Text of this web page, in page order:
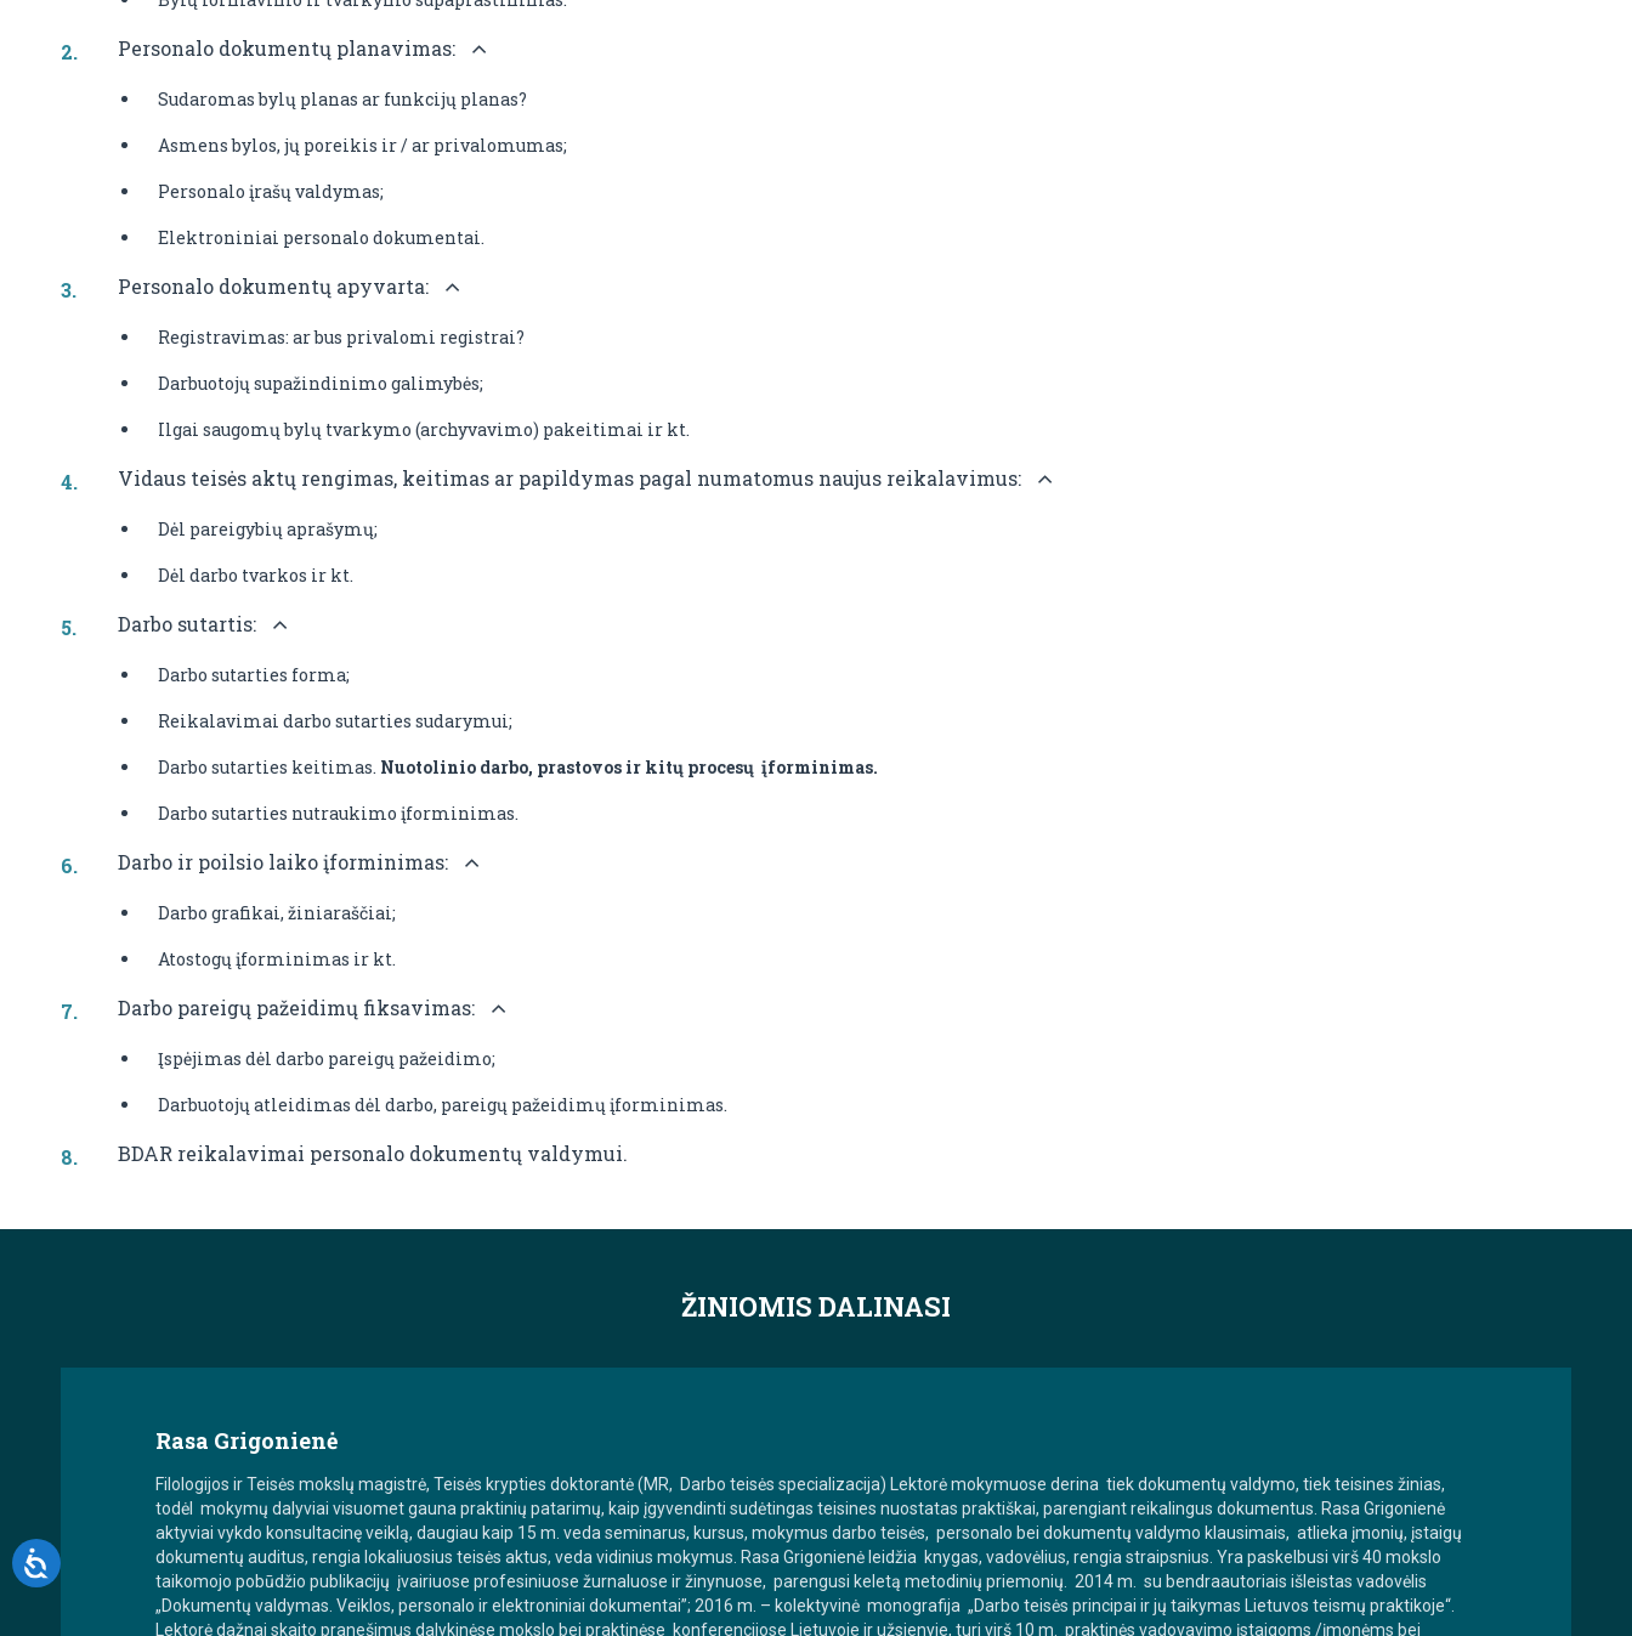
Personalo dokumentų planavimas:
Sudaromas bylų planas ar funkcijų planas?
Asmens bylos, jų poreikis ir / ar privalomumas;
Personalo įrašų valdymas;
Elektroniniai personalo dokumentai.
Personalo dokumentų apyvarta:
Registravimas: ar bus privalomi registrai?
Darbuotojų supažindinimo galimybės;
Ilgai saugomų bylų tvarkymo (archyvavimo) pakeitimai ir kt.
Vidaus teisės aktų rengimas, keitimas ar papildymas pagal numatomus naujus reikalavimus:
Dėl pareigybių aprašymų;
Dėl darbo tvarkos ir kt.
Darbo sutartis:
Darbo sutarties forma;
Reikalavimai darbo sutarties sudarymui;
Darbo sutarties keitimas. Nuotolinio darbo, prastovos ir kitų procesų įforminimas.
Darbo sutarties nutraukimo įforminimas.
Darbo ir poilsio laiko įforminimas:
Darbo grafikai, žiniaraščiai;
Atostogų įforminimas ir kt.
Darbo pareigų pažeidimų fiksavimas:
Įspėjimas dėl darbo pareigų pažeidimo;
Darbuotojų atleidimas dėl darbo, pareigų pažeidimų įforminimas.
BDAR reikalavimai personalo dokumentų valdymui.
ŽINIOMIS DALINASI
Rasa Grigonienė
Filologijos ir Teisės mokslų magistrė, Teisės krypties doktorantė (MR, Darbo teisės specializacija) Lektorė mokymuose derina tiek dokumentų valdymo, tiek teisines žinias,
todėl mokymų dalyviai visuomet gauna praktinių patarimų, kaip įgyvendinti sudėtingas teisines nuostatas praktiškai, parengiant reikalingus dokumentus. Rasa Grigonienė
aktyviai vykdo konsultacinę veiklą, daugiau kaip 15 m. veda seminarus, kursus, mokymus darbo teisės, personalo bei dokumentų valdymo klausimais, atlieka įmonių, įstaigų
dokumentų auditus, rengia lokaliuosius teisės aktus, veda vidinius mokymus. Rasa Grigonienė leidžia knygas, vadovėlius, rengia straipsnius. Yra paskelbusi virš 40 mokslo
taikomojo pobūdžio publikacijų įvairiuose profesiniuose žurnaluose ir žinynuose, parengusi keletą metodinių priemonių. 2014 m. su bendraautoriais išleistas vadovėlis
„Dokumentų valdymas. Veiklos, personalo ir elektroniniai dokumentai”; 2016 m. – kolektyvinė monografija „Darbo teisės principai ir jų taikymas Lietuvos teismų praktikoje“.
Lektorė dažnai skaito pranešimus dalykinėse mokslo bei praktinėse konferencijose Lietuvoje ir užsienyje, turi virš 10 m. praktinės vadovavimo įstaigoms /įmonėms bei